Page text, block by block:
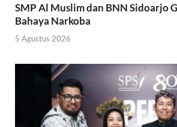
SMP Al Muslim dan BNN Sidoarjo
Bahaya Narkoba
5 Agustus 2026